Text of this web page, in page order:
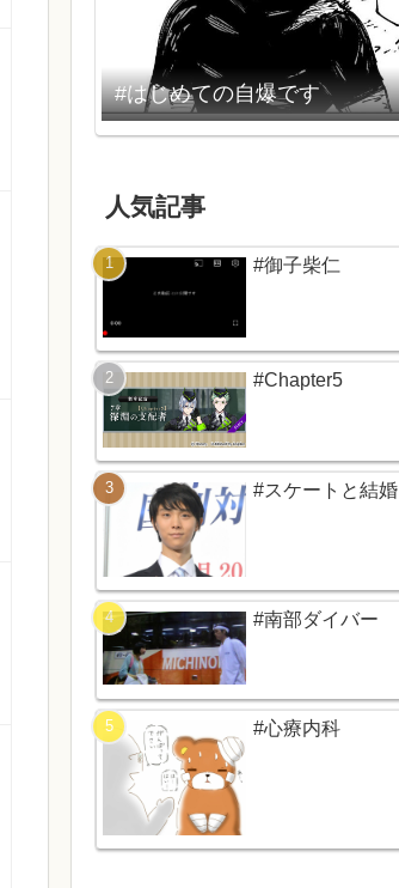
#はじめての自爆です
人気記事
#御子柴仁
#Chapter5
#スケートと結婚
#南部ダイバー
#心療内科